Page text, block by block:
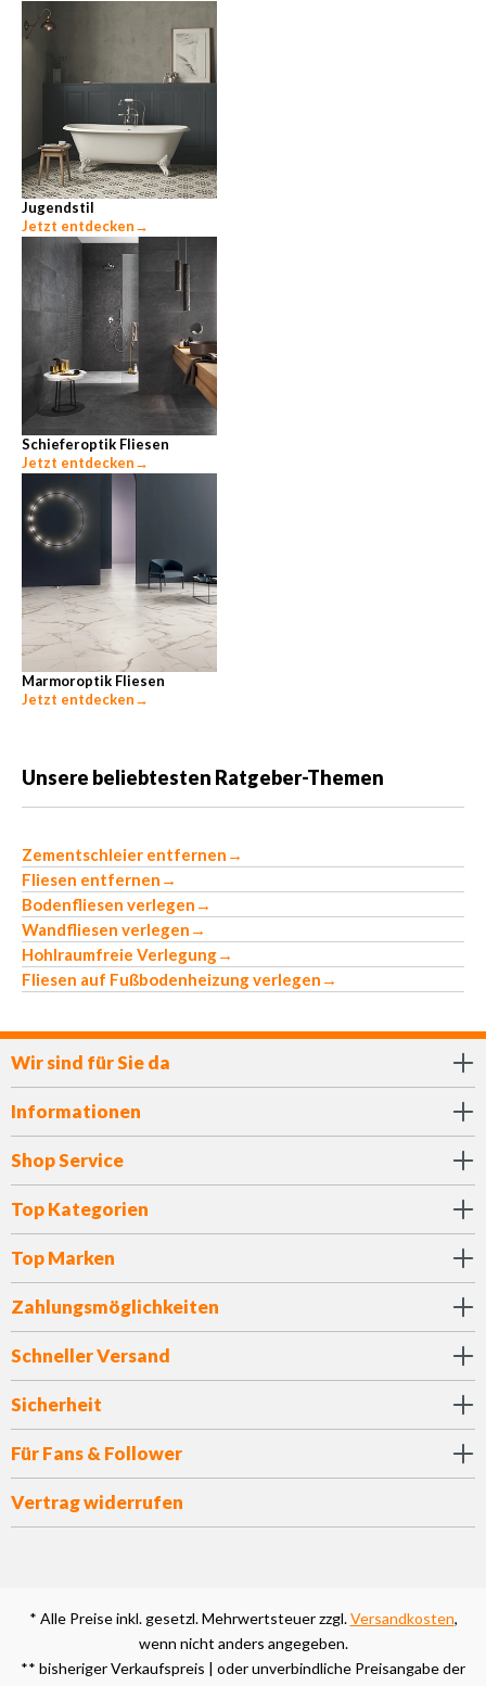
Jugendstil
Jetzt entdecken→
Schieferoptik Fliesen
Jetzt entdecken→
Marmoroptik Fliesen
Jetzt entdecken→
Unsere beliebtesten Ratgeber-Themen
Zementschleier entfernen →
Fliesen entfernen →
Bodenfliesen verlegen →
Wandfliesen verlegen →
Hohlraumfreie Verlegung→
Fliesen auf Fußbodenheizung verlegen →
Wir sind für Sie da
Informationen
Shop Service
Top Kategorien
Top Marken
Zahlungsmöglichkeiten
Schneller Versand
Sicherheit
Für Fans & Follower
Vertrag widerrufen
* Alle Preise inkl. gesetzl. Mehrwertsteuer zzgl.Versandkosten,
wenn nicht anders angegeben.
** bisheriger Verkaufspreis | oder unverbindliche Preisangabe der